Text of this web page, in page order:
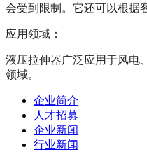
会受到限制。它还可以根据
应用领域：
液压拉伸器广泛应用于风电
领域。
企业简介
人才招募
企业新闻
行业新闻